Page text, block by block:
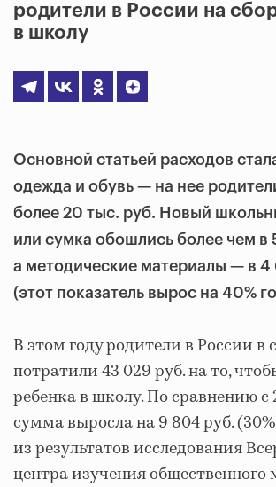
родители в России на
в школу
Основной статьей расходов
одежда и обувь — на нее
более 20 тыс. руб. Новый
или сумка обошлись более чем в
а методические материалы — в 4
(этот показатель вырос на 40%
В этом году родители в России в
потратили 43 029 руб. на то,
ребенка в школу. По сравнению с
сумма выросла на 9 804 руб.
из результатов исследования
центра изучения общественного